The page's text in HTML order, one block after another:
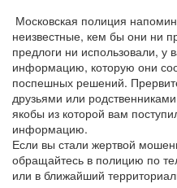
Московская полиция
неизвестные, кем бы они ни
предлоги ни использовали, у
информацию, которую они
поспешных решений.
друзьями или
якобы из которой вам
информацию.
Если вы стали жертвой
обращайтесь в полицию по
или в ближайший